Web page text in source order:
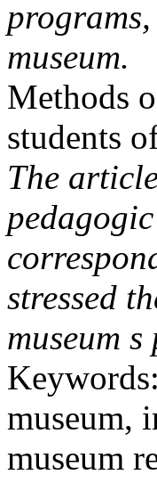
museum.
Methods
students
The
stressed
museum
museum,
museum